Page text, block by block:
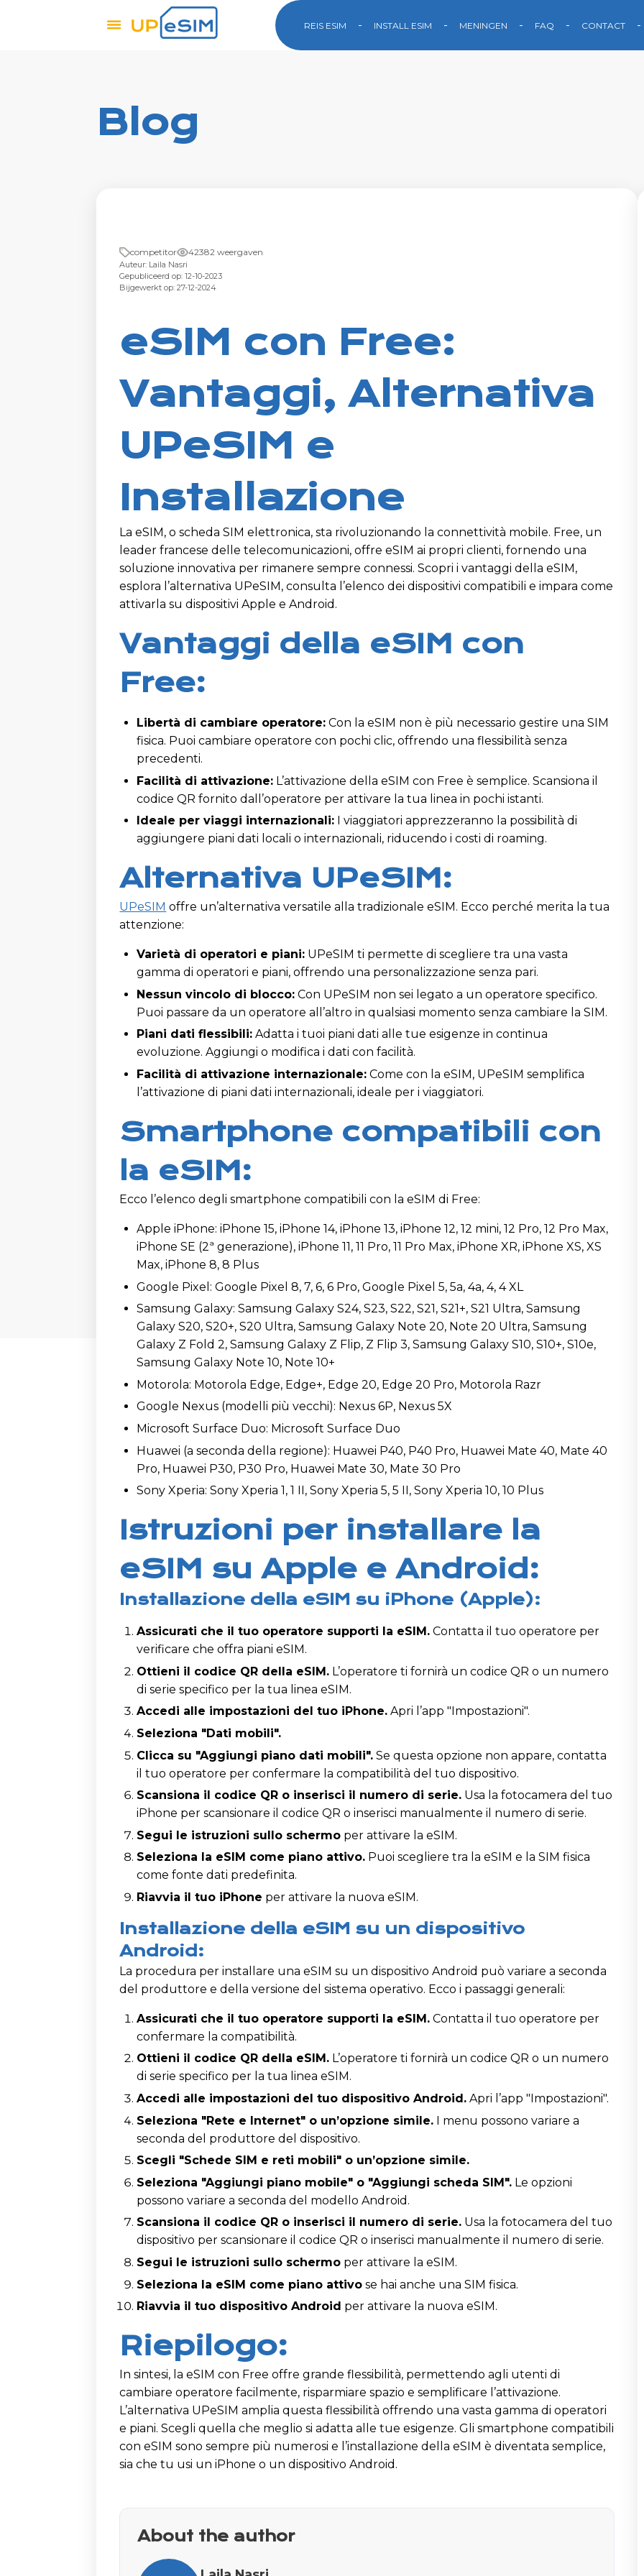
REIS ESIM INSTALL ESIM MENINGEN FAQ CONTACT
Blog
competitor 42382 weergaven
Auteur: Laila Nasri
Gepubliceerd op: 12-10-2023
Bijgewerkt op: 27-12-2024
eSIM con Free:
Vantaggi, Alternativa
UPeSIM e
Installazione
La eSIM, o scheda SIM elettronica, sta rivoluzionando la connettività mobile. Free, un
leader francese delle telecomunicazioni, offre eSIM ai propri clienti, fornendo una
soluzione innovativa per rimanere sempre connessi. Scopri i vantaggi della eSIM,
esplora l’alternativa UPeSIM, consulta l’elenco dei dispositivi compatibili e impara come
attivarla su dispositivi Apple e Android.
Vantaggi della eSIM con
Free:
Libertà di cambiare operatore: Con la eSIM non è più necessario gestire una SIM
fisica. Puoi cambiare operatore con pochi clic, offrendo una flessibilità senza
precedenti.
Facilità di attivazione: L’attivazione della eSIM con Free è semplice. Scansiona il
codice QR fornito dall’operatore per attivare la tua linea in pochi istanti.
Ideale per viaggi internazionali: I viaggiatori apprezzeranno la possibilità di
aggiungere piani dati locali o internazionali, riducendo i costi di roaming.
Alternativa UPeSIM:
UPeSIM offre un’alternativa versatile alla tradizionale eSIM. Ecco perché merita la tua
attenzione:
Varietà di operatori e piani: UPeSIM ti permette di scegliere tra una vasta
gamma di operatori e piani, offrendo una personalizzazione senza pari.
Nessun vincolo di blocco: Con UPeSIM non sei legato a un operatore specifico.
Puoi passare da un operatore all’altro in qualsiasi momento senza cambiare la SIM.
Piani dati flessibili: Adatta i tuoi piani dati alle tue esigenze in continua
evoluzione. Aggiungi o modifica i dati con facilità.
Facilità di attivazione internazionale: Come con la eSIM, UPeSIM semplifica
l’attivazione di piani dati internazionali, ideale per i viaggiatori.
Smartphone compatibili con
la eSIM:
Ecco l’elenco degli smartphone compatibili con la eSIM di Free:
Apple iPhone: iPhone 15, iPhone 14, iPhone 13, iPhone 12, 12 mini, 12 Pro, 12 Pro Max,
iPhone SE (2ª generazione), iPhone 11, 11 Pro, 11 Pro Max, iPhone XR, iPhone XS, XS
Max, iPhone 8, 8 Plus
Google Pixel: Google Pixel 8, 7, 6, 6 Pro, Google Pixel 5, 5a, 4a, 4, 4 XL
Samsung Galaxy: Samsung Galaxy S24, S23, S22, S21, S21+, S21 Ultra, Samsung
Galaxy S20, S20+, S20 Ultra, Samsung Galaxy Note 20, Note 20 Ultra, Samsung
Galaxy Z Fold 2, Samsung Galaxy Z Flip, Z Flip 3, Samsung Galaxy S10, S10+, S10e,
Samsung Galaxy Note 10, Note 10+
Motorola: Motorola Edge, Edge+, Edge 20, Edge 20 Pro, Motorola Razr
Google Nexus (modelli più vecchi): Nexus 6P, Nexus 5X
Microsoft Surface Duo: Microsoft Surface Duo
Huawei (a seconda della regione): Huawei P40, P40 Pro, Huawei Mate 40, Mate 40
Pro, Huawei P30, P30 Pro, Huawei Mate 30, Mate 30 Pro
Sony Xperia: Sony Xperia 1, 1 II, Sony Xperia 5, 5 II, Sony Xperia 10, 10 Plus
Istruzioni per installare la
eSIM su Apple e Android:
Installazione della eSIM su iPhone (Apple):
Assicurati che il tuo operatore supporti la eSIM. Contatta il tuo operatore per
verificare che offra piani eSIM.
Ottieni il codice QR della eSIM. L’operatore ti fornirà un codice QR o un numero
di serie specifico per la tua linea eSIM.
Accedi alle impostazioni del tuo iPhone. Apri l’app "Impostazioni".
Seleziona "Dati mobili".
Clicca su "Aggiungi piano dati mobili". Se questa opzione non appare, contatta
il tuo operatore per confermare la compatibilità del tuo dispositivo.
Scansiona il codice QR o inserisci il numero di serie. Usa la fotocamera del tuo
iPhone per scansionare il codice QR o inserisci manualmente il numero di serie.
Segui le istruzioni sullo schermo per attivare la eSIM.
Seleziona la eSIM come piano attivo. Puoi scegliere tra la eSIM e la SIM fisica
come fonte dati predefinita.
Riavvia il tuo iPhone per attivare la nuova eSIM.
Installazione della eSIM su un dispositivo
Android:
La procedura per installare una eSIM su un dispositivo Android può variare a seconda
del produttore e della versione del sistema operativo. Ecco i passaggi generali:
Assicurati che il tuo operatore supporti la eSIM. Contatta il tuo operatore per
confermare la compatibilità.
Ottieni il codice QR della eSIM. L’operatore ti fornirà un codice QR o un numero
di serie specifico per la tua linea eSIM.
Accedi alle impostazioni del tuo dispositivo Android. Apri l’app "Impostazioni".
Seleziona "Rete e Internet" o un’opzione simile. I menu possono variare a
seconda del produttore del dispositivo.
Scegli "Schede SIM e reti mobili" o un’opzione simile.
Seleziona "Aggiungi piano mobile" o "Aggiungi scheda SIM". Le opzioni
possono variare a seconda del modello Android.
Scansiona il codice QR o inserisci il numero di serie. Usa la fotocamera del tuo
dispositivo per scansionare il codice QR o inserisci manualmente il numero di serie.
Segui le istruzioni sullo schermo per attivare la eSIM.
Seleziona la eSIM come piano attivo se hai anche una SIM fisica.
Riavvia il tuo dispositivo Android per attivare la nuova eSIM.
Riepilogo:
In sintesi, la eSIM con Free offre grande flessibilità, permettendo agli utenti di
cambiare operatore facilmente, risparmiare spazio e semplificare l’attivazione.
L’alternativa UPeSIM amplia questa flessibilità offrendo una vasta gamma di operatori
e piani. Scegli quella che meglio si adatta alle tue esigenze. Gli smartphone compatibili
con eSIM sono sempre più numerosi e l’installazione della eSIM è diventata semplice,
sia che tu usi un iPhone o un dispositivo Android.
About the author